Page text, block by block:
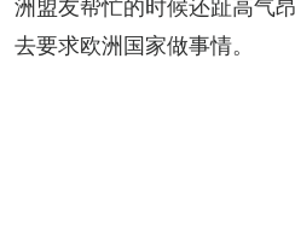
洲盟友帮忙的时候还趾高气
去要求欧洲国家做事情。